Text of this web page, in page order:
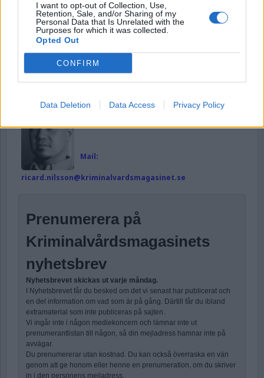
I want to opt-out of Collection, Use,
Retention, Sale, and/or Sharing of my
Personal Data that Is Unrelated with the
Purposes for which it was collected.
Opted Out
CONFIRM
Data Deletion Data Access Privacy Policy
Forgot Password
Stöd Kriminalvårdsmagasinets bevakning av Kriminalvården
Publicerad2026-06-29
Ämnesord:Göteborgshäktet,Grov rattfylla,
Publicerad av Ricard A R Nilsson
Läs alla artiklar av Ricard A R Nilsson
Mail:
ricard.nilsson@kriminalvardsmagasinet.se
Prenumerera på
Kriminalvårdsmagasinets
nyhetsbrev
Nyhetsbrevet skickas ut varje måndag.
I Nyhetsbrevet får du besked om det vi senast har publicerat och
en del information om vad som är på gång. Därtill får du ibland
extramaterial som inte publiceras på sajten.
Vi ingår inte i någon mediekoncern och lämnar inte ut
prenumerantlistan till någon, så din mejladress hamnar inte på
avvägar.
Du prenumererar utan kostnad. Du kan också överraska en vän
genom att ge honom eller henne en prenumeration, om du skriver
in i den personens mejladress.